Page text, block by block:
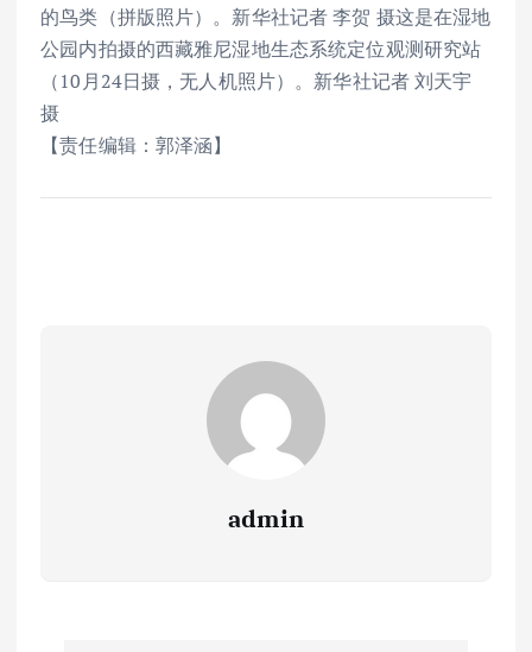
的鸟类（拼版照片）。新华社记者 李贺 摄这是在湿地
公园内拍摄的西藏雅尼湿地生态系统定位观测研究站
（10月24日摄，无人机照片）。新华社记者 刘天宇
摄
【责任编辑：郭泽涵】
admin